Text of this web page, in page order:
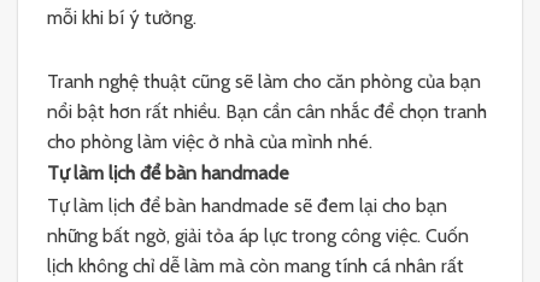
mỗi khi bí ý tưởng.
Tranh nghệ thuật cũng sẽ làm cho căn phòng của bạn
nổi bật hơn rất nhiều. Bạn cần cân nhắc để chọn tranh
cho phòng làm việc ở nhà của mình nhé.
Tự làm lịch để bàn handmade
Tự làm lịch để bàn handmade sẽ đem lại cho bạn
những bất ngờ, giải tỏa áp lực trong công việc. Cuốn
lịch không chỉ dễ làm mà còn mang tính cá nhân rất